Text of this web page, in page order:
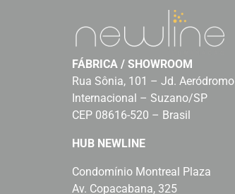
FÁBRICA / SHOWROOM
Rua Sônia, 101 – Jd. Aeródromo
Internacional – Suzano/SP
CEP 08616-520 – Brasil
HUB NEWLINE
Condomínio Montreal Plaza
Av. Copacabana, 325